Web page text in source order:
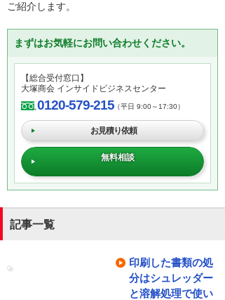
ご紹介します。
まずはお気軽にお問い合わせください。
【総合受付窓口】
大塚商会 インサイドビジネスセンター
0120-579-215（平日 9:00～17:30）
お見積り依頼
無料相談
記事一覧
印刷した書類の処
分はシュレッダー
と溶解処理で使い